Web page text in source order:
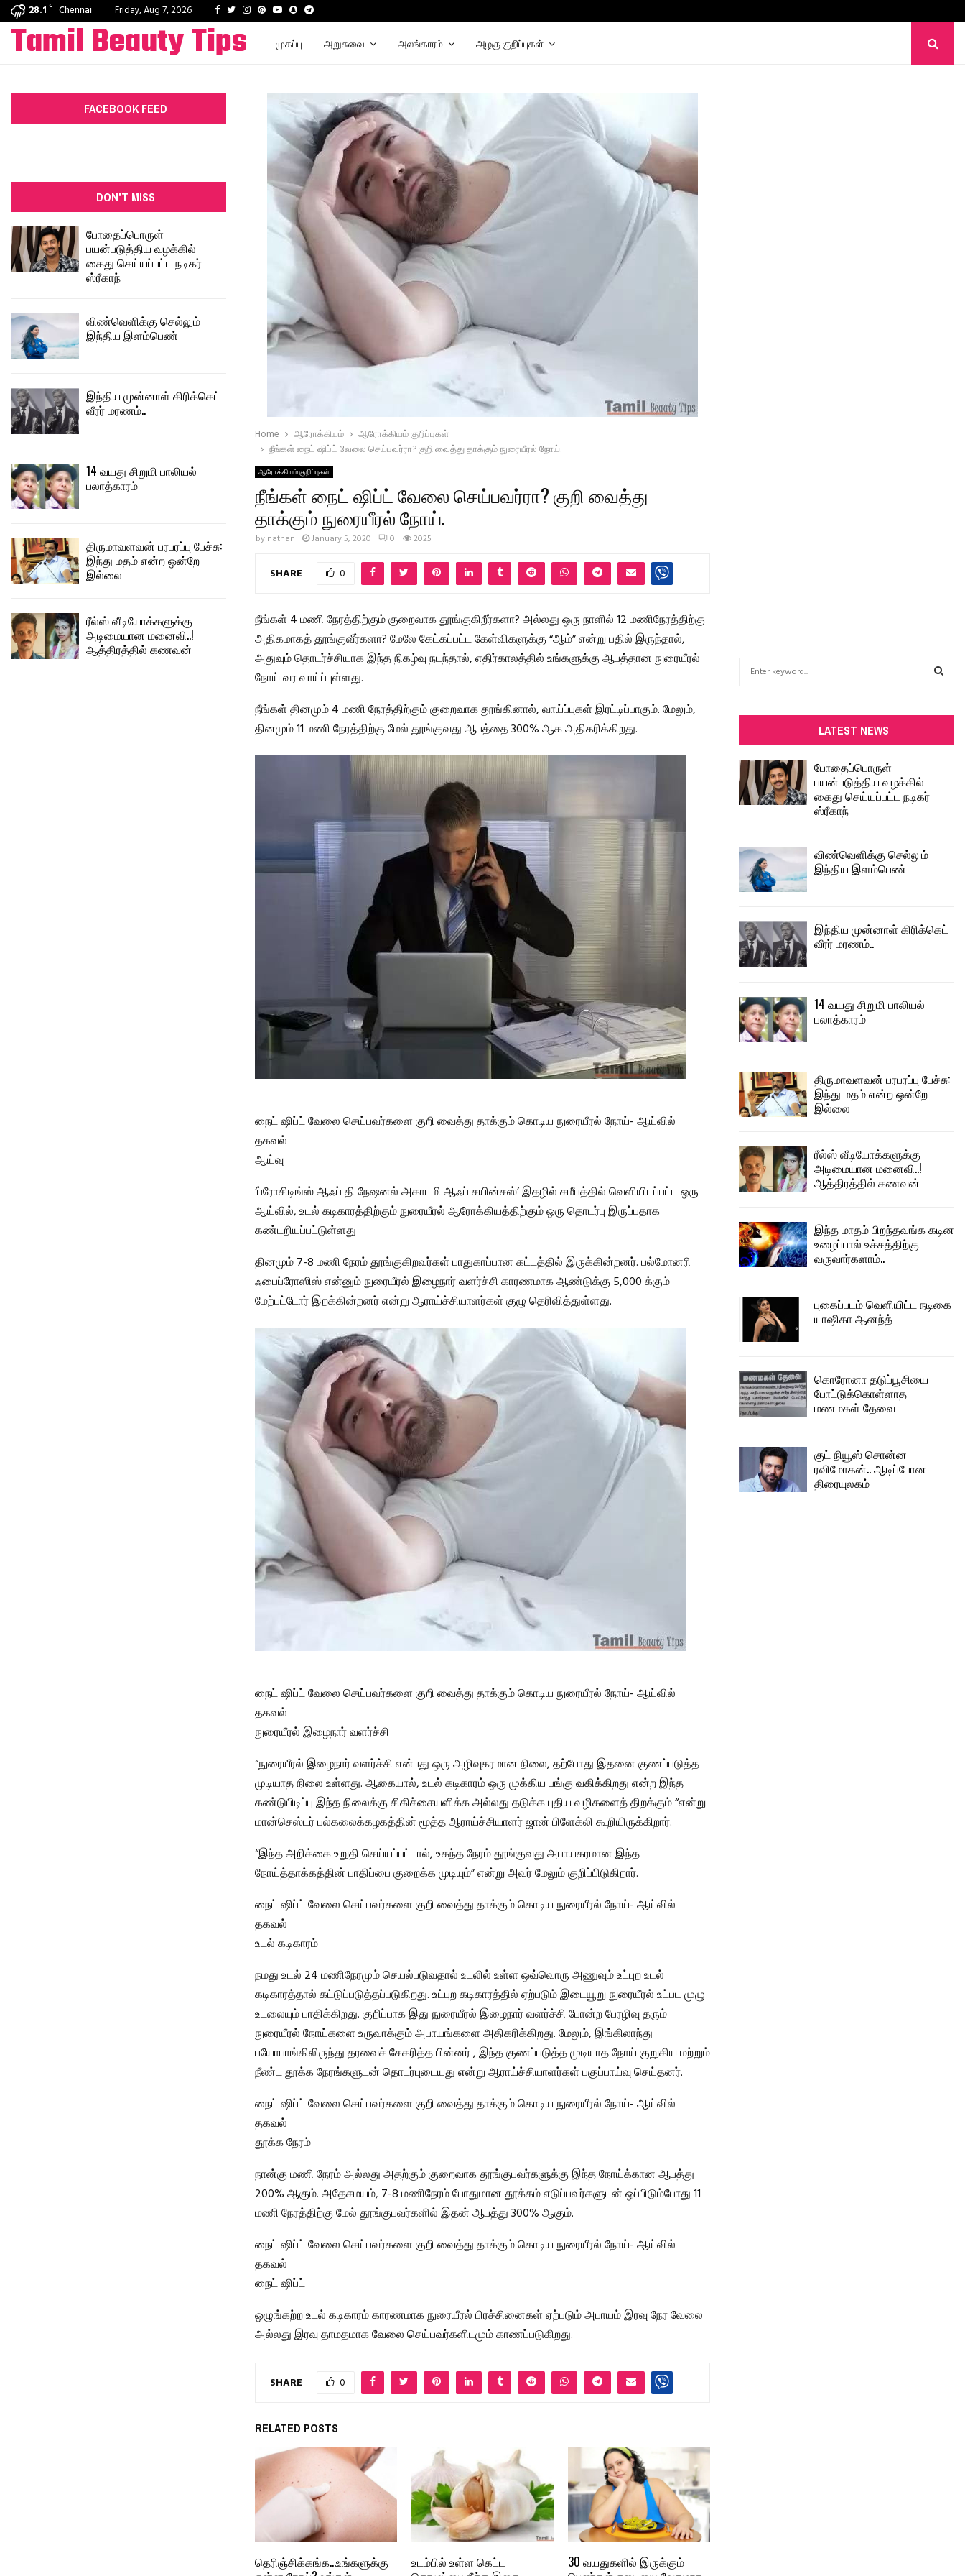
28.1 C Chennai Friday, Aug 7, 2026 Facebook
TwitterInstagram
PinterestYoutube
SnapchatTelegram
Tamil Beauty Tips முகப்பு அறுசுவை அலங்காரம் அழகு குறிப்புகள்
Home ஆரோக்கியம்
ஆரோக்கியம் குறிப்புகள்
நீங்கள் நைட் ஷிப்ட் வேலை செய்பவர்ரா? குறி வைத்து தாக்கும் நுரையீரல் நோய்.
ஆரோக்கியம் குறிப்புகள்
நீங்கள் நைட் ஷிப்ட் வேலை செய்பவர்ரா? குறி வைத்து
தாக்கும் நுரையீரல் நோய்.
by nathan January 5, 2020 0 2025
SHARE 0
நீங்கள் 4 மணி நேரத்திற்கும் குறைவாக தூங்குகிறீர்களா? அல்லது ஒரு நாளில் 12 மணிநேரத்திற்கு
அதிகமாகத் தூங்குவீர்களா? மேலே கேட்கப்பட்ட கேள்விகளுக்கு “ஆம்” என்று பதில் இருந்தால்,
அதுவும் தொடர்ச்சியாக இந்த நிகழ்வு நடந்தால், எதிர்காலத்தில் உங்களுக்கு ஆபத்தான நுரையீரல்
நோய் வர வாய்ப்புள்ளது.
நீங்கள் தினமும் 4 மணி நேரத்திற்கும் குறைவாக தூங்கினால், வாய்ப்புகள் இரட்டிப்பாகும். மேலும்,
தினமும் 11 மணி நேரத்திற்கு மேல் தூங்குவது ஆபத்தை 300% ஆக அதிகரிக்கிறது.
நைட் ஷிப்ட் வேலை செய்பவர்களை குறி வைத்து தாக்கும் கொடிய நுரையீரல் நோய்- ஆய்வில்
தகவல்
ஆய்வு
‘ப்ரோசிடிங்ஸ் ஆஃப் தி நேஷனல் அகாடமி ஆஃப் சயின்சஸ்’ இதழில் சமீபத்தில் வெளியிடப்பட்ட ஒரு
ஆய்வில், உடல் கடிகாரத்திற்கும் நுரையீரல் ஆரோக்கியத்திற்கும் ஒரு தொடர்பு இருப்பதாக
கண்டறியப்பட்டுள்ளது
தினமும் 7-8 மணி நேரம் தூங்குகிறவர்கள் பாதுகாப்பான கட்டத்தில் இருக்கின்றனர். பல்மோனரி
ஃபைப்ரோஸிஸ் என்னும் நுரையீரல் இழைநார் வளர்ச்சி காரணமாக ஆண்டுக்கு 5,000 க்கும்
மேற்பட்டோர் இறக்கின்றனர் என்று ஆராய்ச்சியாளர்கள் குழு தெரிவித்துள்ளது.
நைட் ஷிப்ட் வேலை செய்பவர்களை குறி வைத்து தாக்கும் கொடிய நுரையீரல் நோய்- ஆய்வில்
தகவல்
நுரையீரல் இழைநார் வளர்ச்சி
“நுரையீரல் இழைநார் வளர்ச்சி என்பது ஒரு அழிவுகரமான நிலை, தற்போது இதனை குணப்படுத்த
முடியாத நிலை உள்ளது. ஆகையால், உடல் கடிகாரம் ஒரு முக்கிய பங்கு வகிக்கிறது என்ற இந்த
கண்டுபிடிப்பு இந்த நிலைக்கு சிகிச்சையளிக்க அல்லது தடுக்க புதிய வழிகளைத் திறக்கும் “என்று
மான்செஸ்டர் பல்கலைக்கழகத்தின் மூத்த ஆராய்ச்சியாளர் ஜான் பிளேக்லி கூறியிருக்கிறார்.
“இந்த அறிக்கை உறுதி செய்யப்பட்டால், உகந்த நேரம் தூங்குவது அபாயகரமான இந்த
நோய்த்தாக்கத்தின் பாதிப்பை குறைக்க முடியும்” என்று அவர் மேலும் குறிப்பிடுகிறார்.
நைட் ஷிப்ட் வேலை செய்பவர்களை குறி வைத்து தாக்கும் கொடிய நுரையீரல் நோய்- ஆய்வில்
தகவல்
உடல் கடிகாரம்
நமது உடல் 24 மணிநேரமும் செயல்படுவதால் உடலில் உள்ள ஒவ்வொரு அணுவும் உட்புற உடல்
கடிகாரத்தால் கட்டுப்படுத்தப்படுகிறது. உட்புற கடிகாரத்தில் ஏற்படும் இடையூறு நுரையீரல் உட்பட முழு
உடலையும் பாதிக்கிறது. குறிப்பாக இது நுரையீரல் இழைநார் வளர்ச்சி போன்ற பேரழிவு தரும்
நுரையீரல் நோய்களை உருவாக்கும் அபாயங்களை அதிகரிக்கிறது. மேலும், இங்கிலாந்து
பயோபாங்கிலிருந்து தரவைச் சேகரித்த பின்னர் , இந்த குணப்படுத்த முடியாத நோய் குறுகிய மற்றும்
நீண்ட தூக்க நேரங்களுடன் தொடர்புடையது என்று ஆராய்ச்சியாளர்கள் பகுப்பாய்வு செய்தனர்.
நைட் ஷிப்ட் வேலை செய்பவர்களை குறி வைத்து தாக்கும் கொடிய நுரையீரல் நோய்- ஆய்வில்
தகவல்
தூக்க நேரம்
நான்கு மணி நேரம் அல்லது அதற்கும் குறைவாக தூங்குபவர்களுக்கு இந்த நோய்க்கான ஆபத்து
200% ஆகும். அதேசமயம், 7-8 மணிநேரம் போதுமான தூக்கம் எடுப்பவர்களுடன் ஒப்பிடும்போது 11
மணி நேரத்திற்கு மேல் தூங்குபவர்களில் இதன் ஆபத்து 300% ஆகும்.
நைட் ஷிப்ட் வேலை செய்பவர்களை குறி வைத்து தாக்கும் கொடிய நுரையீரல் நோய்- ஆய்வில்
தகவல்
நைட் ஷிப்ட்
ஒழுங்கற்ற உடல் கடிகாரம் காரணமாக நுரையீரல் பிரச்சினைகள் ஏற்படும் அபாயம் இரவு நேர வேலை
அல்லது இரவு தாமதமாக வேலை செய்பவர்களிடமும் காணப்படுகிறது.
SHARE 0
RELATED POSTS
தெரிஞ்சிக்கங்க…உங்களுக்கு
உடம்பில் உள்ள கெட்ட
30 வயதுகளில் இருக்கும்
FACEBOOK FEED
DON'T MISS
போதைப்பொருள்
பயன்படுத்திய வழக்கில்
கைது செய்யப்பட்ட நடிகர்
ஸ்ரீகாந்
விண்வெளிக்கு செல்லும்
இந்திய இளம்பெண்
இந்திய முன்னாள் கிரிக்கெட்
வீரர் மரணம்..
14 வயது சிறுமி பாலியல்
பலாத்காரம்
திருமாவளவன் பரபரப்பு பேச்சு:
இந்து மதம் என்ற ஒன்றே
இல்லை
ரீல்ஸ் வீடியோக்களுக்கு
அடிமையான மனைவி..!
ஆத்திரத்தில் கணவன்
f
o
r
:
LATEST NEWS
போதைப்பொருள்
பயன்படுத்திய வழக்கில்
கைது செய்யப்பட்ட நடிகர்
ஸ்ரீகாந்
விண்வெளிக்கு செல்லும்
இந்திய இளம்பெண்
இந்திய முன்னாள் கிரிக்கெட்
வீரர் மரணம்..
14 வயது சிறுமி பாலியல்
பலாத்காரம்
திருமாவளவன் பரபரப்பு பேச்சு:
இந்து மதம் என்ற ஒன்றே
இல்லை
ரீல்ஸ் வீடியோக்களுக்கு
அடிமையான மனைவி..!
ஆத்திரத்தில் கணவன்
இந்த மாதம் பிறந்தவங்க கடின
உழைப்பால் உச்சத்திற்கு
வருவார்களாம்..
புகைப்படம் வெளியிட்ட நடிகை
யாஷிகா ஆனந்த்
கொரோனா தடுப்பூசியை
போட்டுக்கொள்ளாத
மணமகள் தேவை
குட் நியூஸ் சொன்ன
ரவிமோகன்.. ஆடிப்போன
திரையுலகம்